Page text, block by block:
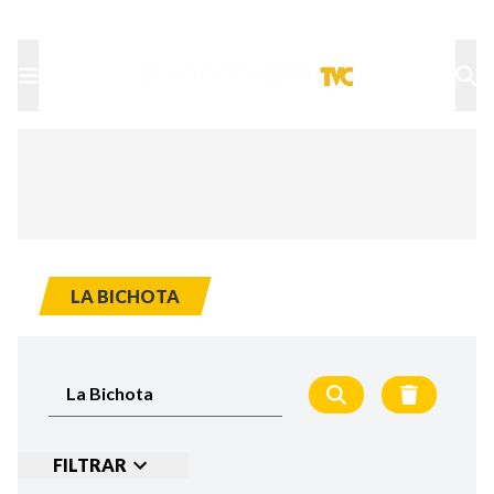
LA BICHOTA
FILTRAR